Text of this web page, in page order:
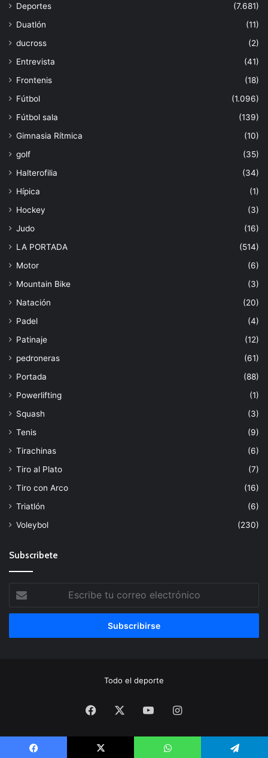
Deportes
(7.681)
Duatlón
(11)
ducross
(2)
Entrevista
(41)
Frontenis
(18)
Fútbol
(1.096)
Fútbol sala
(139)
Gimnasia Rítmica
(10)
golf
(35)
Halterofilia
(34)
Hípica
(1)
Hockey
(3)
Judo
(16)
LA PORTADA
(514)
Motor
(6)
Mountain Bike
(3)
Natación
(20)
Padel
(4)
Patinaje
(12)
pedroneras
(61)
Portada
(88)
Powerlifting
(1)
Squash
(3)
Tenis
(9)
Tirachinas
(6)
Tiro al Plato
(7)
Tiro con Arco
(16)
Triatlón
(6)
Voleybol
(230)
Subscribete
tu
correo
Todo el deporte
Facebook YouTubeInstagram